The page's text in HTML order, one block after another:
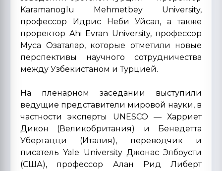
Karamanoglu Mehmetbey University,
профессор Идрис Неби Уйсал, а также
проректор Ahi Evran University, профессор
Муса Озаталар, которые отметили новые
перспективы научного сотрудничества
между Узбекистаном и Турцией.
На пленарном заседании выступили
ведущие представители мировой науки, в
частности эксперты UNESCO — Харриет
Дикон (Великобритания) и Бенедетта
Убертацци (Италия), переводчик и
писатель Yale University Джонас Элбоусти
(США), профессор Алан Рид Либерт